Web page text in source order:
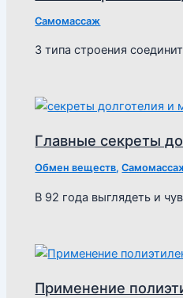
Самомассаж
3 типа строения
Главные секреты
Обмен веществ,
В 92 года выглядеть и
Применение